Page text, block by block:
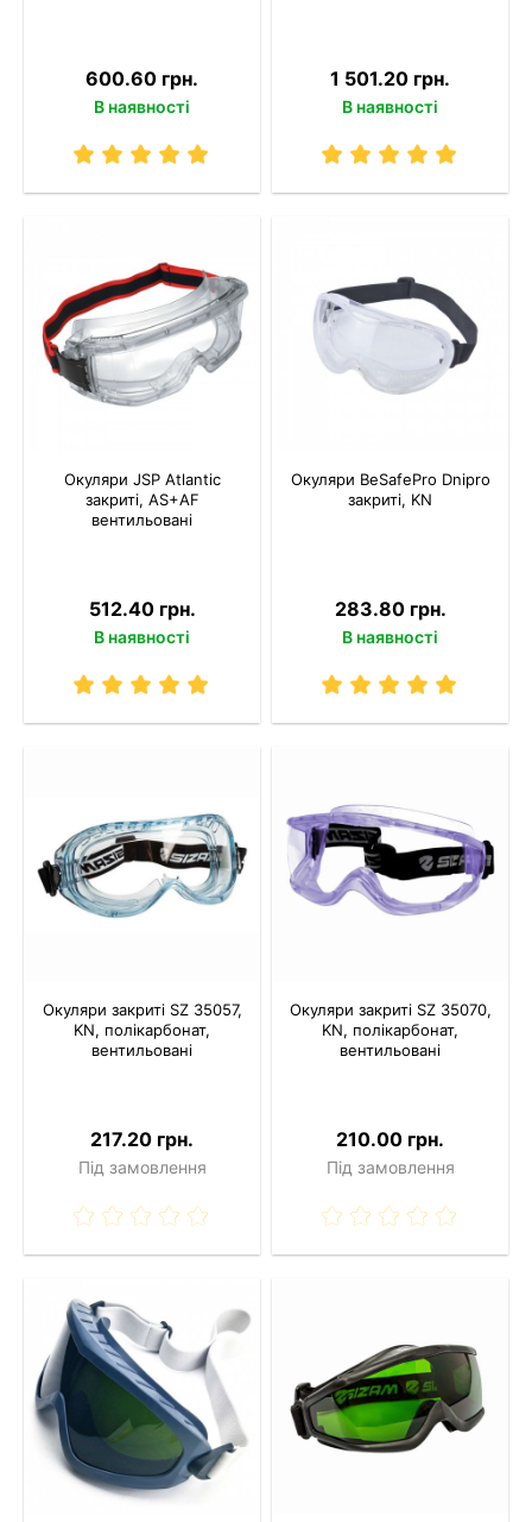
600.60 грн.
В наявності
1 501.20 грн.
В наявності
Окуляри JSP Atlantic
закриті, AS+AF
вентильовані
512.40 грн.
В наявності
Окуляри BeSafePro Dnipro
закриті, KN
283.80 грн.
В наявності
Окуляри закриті SZ 35057,
KN, полікарбонат,
вентильовані
217.20 грн.
Під замовлення
Окуляри закриті SZ 35070,
KN, полікарбонат,
вентильовані
210.00 грн.
Під замовлення